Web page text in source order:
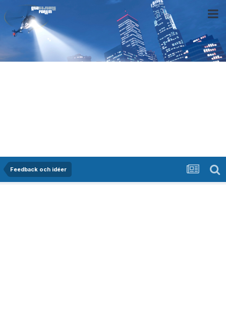
Feedback och idéer